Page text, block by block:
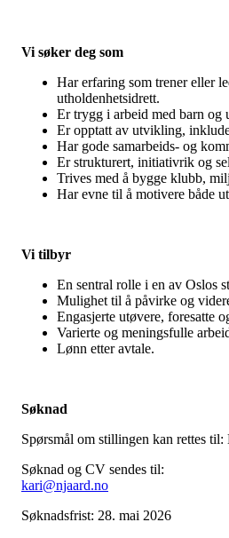
Vi søker deg som
Har erfaring som trener eller
utholdenhetsidrett.
Er trygg i arbeid med barn og
Er opptatt av utvikling,
Har gode samarbeids- og
Er strukturert, initiativrik og
Trives med å bygge klubb,
Har evne til å motivere både
Vi tilbyr
En sentral rolle i en av Oslos
Mulighet til å påvirke og
Engasjerte utøvere, foresatte
Varierte og meningsfulle
Lønn etter avtale.
Søknad
Spørsmål om stillingen kan rettes
Søknad og CV sendes til:
kari@njaard.no
Søknadsfrist: 28. mai 2026